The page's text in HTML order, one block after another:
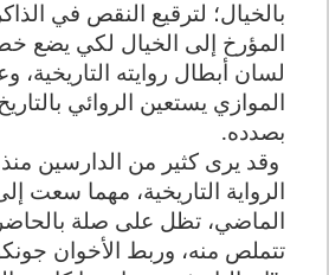
بالخيال؛ لترقيع النقص في
المؤرخ إلى الخيال لكي يضع
لسان أبطال روايته التاريخية،
الموازي يستعين الروائي
بصدده.
وقد يرى كثير من الدارسين
الرواية التاريخية، مهما سعت
الماضي، تظل على صلة بالحاضر
تتملص منه، وربط الأخوان